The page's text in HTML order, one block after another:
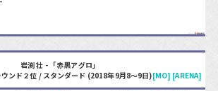
岩渕 壮 - 「赤黒アグロ」
ンド２位 / スタンダード (2018年9月8〜9日)[MO] [ARENA]